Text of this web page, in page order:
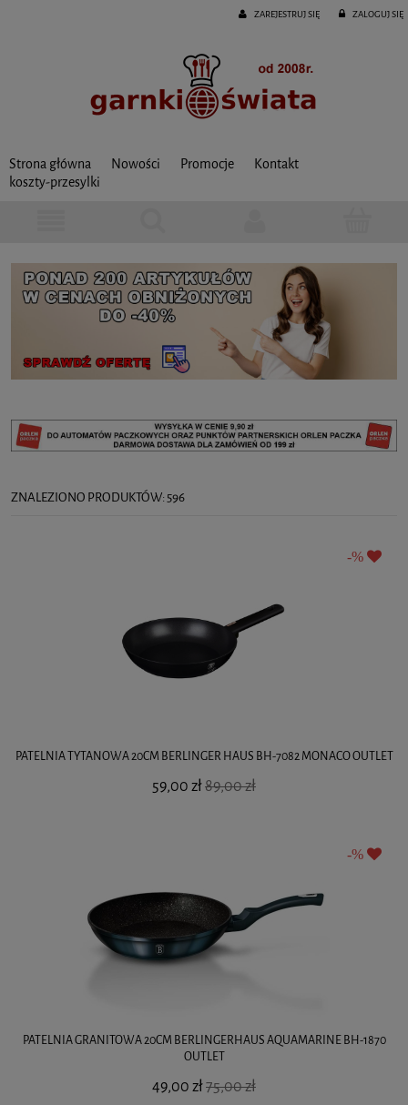
ZAREJESTRUJ SIĘ ZALOGUJ SIĘ
Strona główna Nowości Promocje
Kontakt
koszty-przesylki
ZNALEZIONO PRODUKTÓW: 596
PATELNIA TYTANOWA 20CM BERLINGER HAUS BH-7082 MONACO OUTLET
59,00 zł89,00 zł
PATELNIA GRANITOWA 20CM BERLINGERHAUS AQUAMARINE BH-1870
OUTLET
49,00 zł75,00 zł